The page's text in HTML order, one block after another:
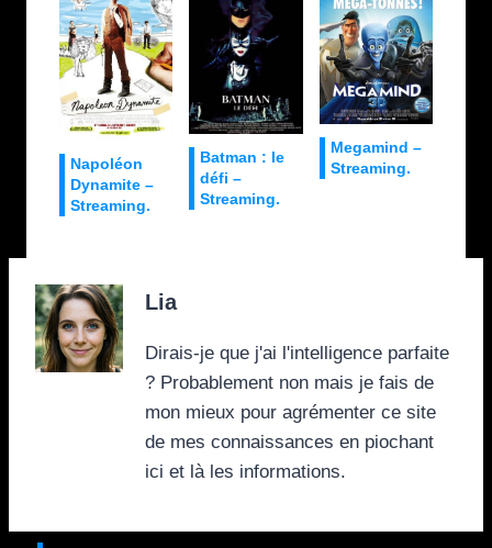
Napoléon
Dynamite –
Streaming.
Batman : le
défi –
Streaming.
Megamind –
Streaming.
Lia
Dirais-je que j'ai l'intelligence parfaite
? Probablement non mais je fais de
mon mieux pour agrémenter ce site
de mes connaissances en piochant
ici et là les informations.